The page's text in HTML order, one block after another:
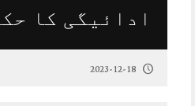
ادائیگی کا
2023-12-18